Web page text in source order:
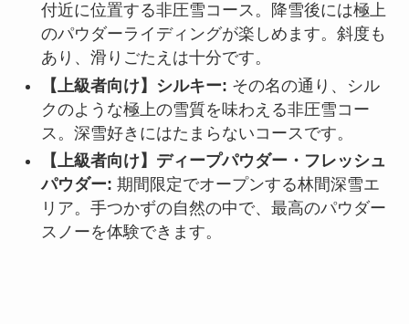
付近に位置する非圧雪コース。降雪後には極上
のパウダーライディングが楽しめます。斜度も
あり、滑りごたえは十分です。
【上級者向け】シルキー: その名の通り、シル
クのような極上の雪質を味わえる非圧雪コー
ス。深雪好きにはたまらないコースです。
【上級者向け】ディープパウダー・フレッシュ
パウダー: 期間限定でオープンする林間深雪エ
リア。手つかずの自然の中で、最高のパウダー
スノーを体験できます。